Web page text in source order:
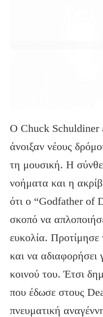
Ο Chuck Schuldiner
άνοιξαν νέους
τη μουσική. Η
νοήματα και η
ότι ο “Godfather of
σκοπό να
ευκολία.
και να αδιαφορήσει
κοινού του. Έτσι
που έδωσε στους
πνευματική